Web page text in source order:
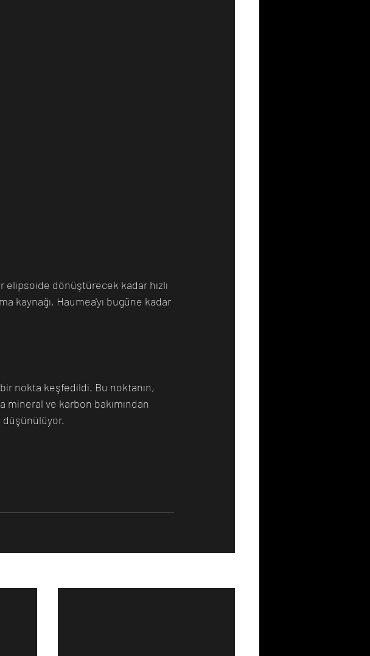
elipsoide dönüştürecek kadar hızlı
kaynağı, Haumea'yı bugüne kadar
bir nokta keşfedildi. Bu noktanın,
ve karbon bakımından
düşünülüyor.